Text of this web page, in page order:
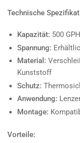
Technische
Kapazität: 500
Spannung:
Material:
Kunststoff
Schutz:
Anwendung:
Montage:
Vorteile: